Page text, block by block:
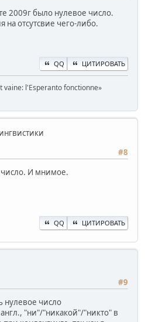
2009г было нулевое число.
на отсутсвие чего-либо.
QQ ЦИТИРОВАТЬ
vaine: l'Esperanto fonctionne»
#8
И мнимое.
QQ ЦИТИРОВАТЬ
#9
нулевое число
"ни"/"никакой"/"никто" в